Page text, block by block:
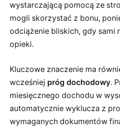
wystarczającą pomocą ze
mogli skorzystać z bonu,
odciążenie bliskich, gdy sami
opieki.
Kluczowe znaczenie ma
wcześniej próg dochodowy.
miesięcznego dochodu w
automatycznie wyklucza z
wymaganych dokumentów